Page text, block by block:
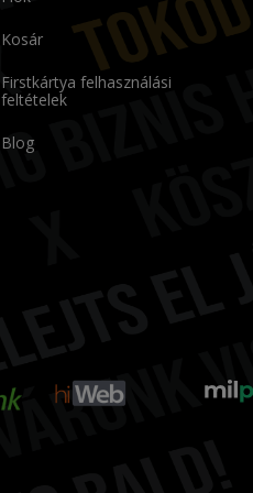
Kosár
Firstkártya felhasználási
feltételek
Blog